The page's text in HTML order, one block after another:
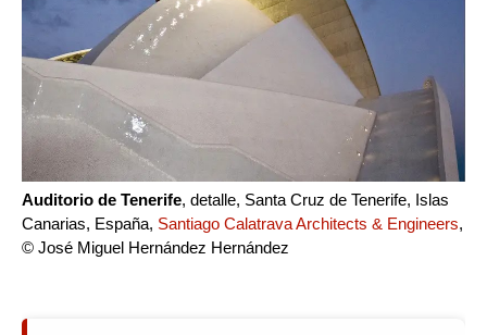
Auditorio de Tenerife, detalle, Santa Cruz de Tenerife, Islas
Canarias, España, Santiago Calatrava Architects & Engineers,
© José Miguel Hernández Hernández